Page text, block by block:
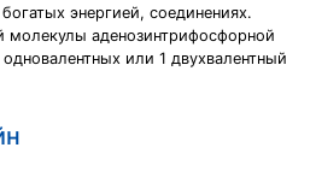
энергией, соединениях.
молекулы аденозинтрифосфорной
или 1 двухвалентный